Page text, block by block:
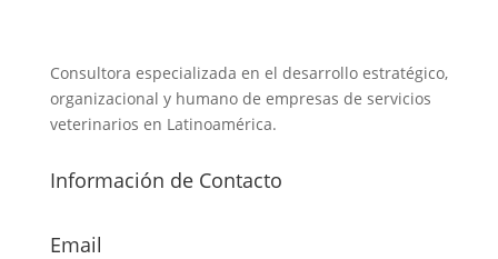
Consultora especializada en el desarrollo estratégico,
organizacional y humano de empresas de servicios
veterinarios en Latinoamérica.
Información de Contacto
Email